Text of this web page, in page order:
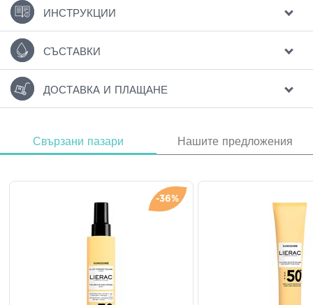
ИНСТРУКЦИИ
СЪСТАВКИ
ДОСТАВКА И ПЛАЩАНЕ
Свързани пазари Нашите предложения
-36%